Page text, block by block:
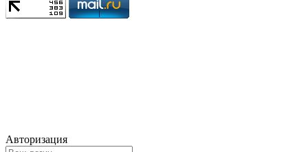
Авторизация